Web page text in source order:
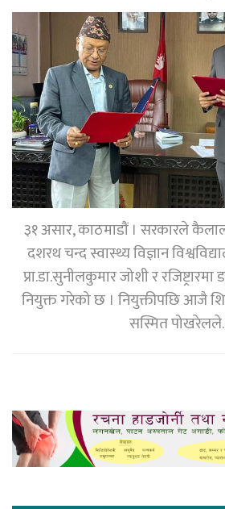
३१ असार, काठमाडौं । सरकारले
दशरथ चन्द स्वास्थ्य विज्ञान
प्रा.डा.सुनीलकुमार जोशी र
नियुक्त गरेको छ । नियुक्तीपछि आजै
सस्मित